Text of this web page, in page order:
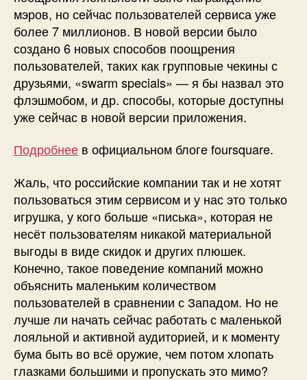
мэров, но сейчас пользователей сервиса уже
более 7 миллионов. В новой версии было
создано 6 новых способов поощрения
пользователей, таких как групповые чекины с
друзьями, «swarm specials» — я бы назвал это
флэшмобом, и др. способы, которые доступны
уже сейчас в новой версии приложения.
Подробнее в официальном блоге foursquare.
Жаль, что российские компании так и не хотят
пользоваться этим сервисом и у нас это только
игрушка, у кого больше «писька», которая не
несёт пользователям никакой материальной
выгоды в виде скидок и других плюшек.
Конечно, такое поведение компаний можно
объяснить маленьким количеством
пользователей в сравнении с Западом. Но не
лучше ли начать сейчас работать с маленькой
лояльной и активной аудиторией, и к моменту
бума быть во всё оружие, чем потом хлопать
глазками большими и пропускать это мимо?